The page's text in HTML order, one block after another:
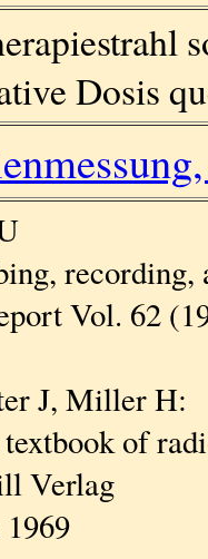
Dosis
recording,
Vol. 62
J, Miller H:
of
Verlag